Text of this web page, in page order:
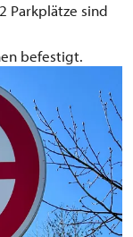
Parkplätze sind
befestigt.